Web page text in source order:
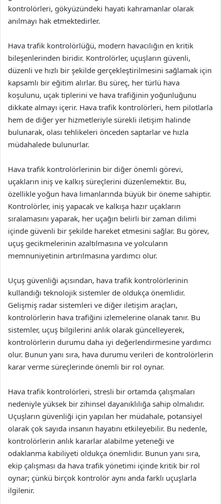
kontrolörleri, gökyüzündeki hayati kahramanlar olarak
anılmayı hak etmektedirler.
Hava trafik kontrolörlüğü, modern havacılığın en kritik
bileşenlerinden biridir. Kontrolörler, uçuşların güvenli,
düzenli ve hızlı bir şekilde gerçekleştirilmesini sağlamak için
kapsamlı bir eğitim alırlar. Bu süreç, her türlü hava
koşulunu, uçak tiplerini ve hava trafiğinin yoğunluğunu
dikkate almayı içerir. Hava trafik kontrolörleri, hem pilotlarla
hem de diğer yer hizmetleriyle sürekli iletişim halinde
bulunarak, olası tehlikeleri önceden saptarlar ve hızla
müdahalede bulunurlar.
Hava trafik kontrolörlerinin bir diğer önemli görevi,
uçakların iniş ve kalkış süreçlerini düzenlemektir. Bu,
özellikle yoğun hava limanlarında büyük bir öneme sahiptir.
Kontrolörler, iniş yapacak ve kalkışa hazır uçakların
sıralamasını yaparak, her uçağın belirli bir zaman dilimi
içinde güvenli bir şekilde hareket etmesini sağlar. Bu görev,
uçuş gecikmelerinin azaltılmasına ve yolcuların
memnuniyetinin artırılmasına yardımcı olur.
Uçuş güvenliği açısından, hava trafik kontrolörlerinin
kullandığı teknolojik sistemler de oldukça önemlidir.
Gelişmiş radar sistemleri ve diğer iletişim araçları,
kontrolörlerin hava trafiğini izlemelerine olanak tanır. Bu
sistemler, uçuş bilgilerini anlık olarak güncelleyerek,
kontrolörlerin durumu daha iyi değerlendirmesine yardımcı
olur. Bunun yanı sıra, hava durumu verileri de kontrolörlerin
karar verme süreçlerinde önemli bir rol oynar.
Hava trafik kontrolörleri, stresli bir ortamda çalışmaları
nedeniyle yüksek bir zihinsel dayanıklılığa sahip olmalıdır.
Uçuşların güvenliği için yapılan her müdahale, potansiyel
olarak çok sayıda insanın hayatını etkileyebilir. Bu nedenle,
kontrolörlerin anlık kararlar alabilme yeteneği ve
odaklanma kabiliyeti oldukça önemlidir. Bunun yanı sıra,
ekip çalışması da hava trafik yönetimi içinde kritik bir rol
oynar; çünkü birçok kontrolör aynı anda farklı uçuşlarla
ilgilenir.